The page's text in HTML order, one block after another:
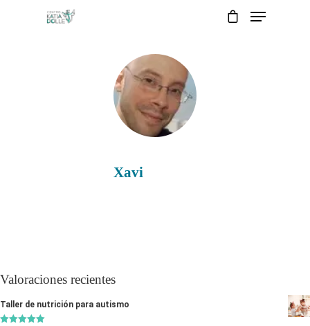
Xavi
Valoraciones recientes
Taller de nutrición para autismo